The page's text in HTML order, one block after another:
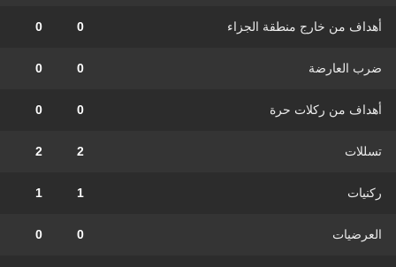
أهداف من خارج منطقة الجزاء 0
0
ضرب العارضة 0
0
أهداف من ركلات حرة 0
0
تسللات 2
2
ركنيات 1
1
العرضيات 0
0